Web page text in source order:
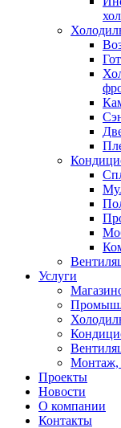
Услуги
Монтаж,
Проекты
Новости
О компании
Контакты